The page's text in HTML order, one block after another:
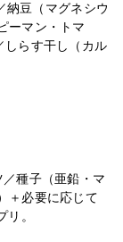
納豆（マグネシウ
ーマン・トマ
しらす干し（カル
種子（亜鉛・マ
＋必要に応じて
。